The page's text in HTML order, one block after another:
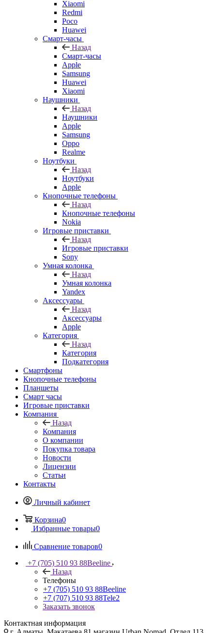
Xiaomi
Redmi
Poco
Huawei
Смарт-часы
Назад
Смарт-часы
Apple
Samsung
Huawei
Xiaomi
Наушники
Назад
Наушники
Apple
Samsung
Oppo
Realme
Ноутбуки
Назад
Ноутбуки
Apple
Кнопочные телефоны
Назад
Кнопочные телефоны
Nokia
Игровые приставки
Назад
Игровые приставки
Sony
Умная колонка
Назад
Умная колонка
Yandex
Аксессуары
Назад
Аксессуары
Apple
Категория
Назад
Категория
Подкатегория
Смартфоны
Кнопочные телефоны
Планшеты
Смарт часы
Игровые приставки
Компания
Назад
Компания
О компании
Покупка товара
Новости
Лицензии
Статьи
Контакты
Личный кабинет
Корзина0
Избранные товары0
Сравнение товаров0
+7 (705) 510 93 88Beeline
Назад
Телефоны
+7 (705) 510 93 88Beeline
+7 (707) 510 93 88Tele2
Заказать звонок
Контактная информация